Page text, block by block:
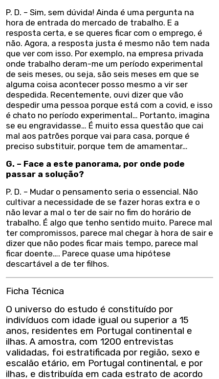
P. D. – Sim, sem dúvida! Ainda é uma pergunta na
hora de entrada do mercado de trabalho. E a
resposta certa, e se queres ficar com o emprego, é
não. Agora, a resposta justa é mesmo não tem nada
que ver com isso. Por exemplo, na empresa privada
onde trabalho deram-me um período experimental
de seis meses, ou seja, são seis meses em que se
alguma coisa acontecer posso mesmo a vir ser
despedida. Recentemente, ouvi dizer que vão
despedir uma pessoa porque está com a covid, e isso
é chato no período experimental… Portanto, imagina
se eu engravidasse… É muito essa questão que cai
mal aos patrões porque vai para casa, porque é
preciso substituir, porque tem de amamentar…
G. – Face a este panorama, por onde pode
passar a solução?
P. D. – Mudar o pensamento seria o essencial. Não
cultivar a necessidade de se fazer horas extra e o
não levar a mal o ter de sair no fim do horário de
trabalho. É algo que tenho sentido muito. Parece mal
ter compromissos, parece mal chegar à hora de sair e
dizer que não podes ficar mais tempo, parece mal
ficar doente…. Parece quase uma hipótese
descartável a de ter filhos.
Ficha Técnica
O universo do estudo é constituído por
indivíduos com idade igual ou superior a 15
anos, residentes em Portugal continental e
ilhas. A amostra, com 1200 entrevistas
validadas, foi estratificada por região, sexo e
escalão etário, em Portugal continental, e por
ilhas, e distribuída em cada estrato de acordo